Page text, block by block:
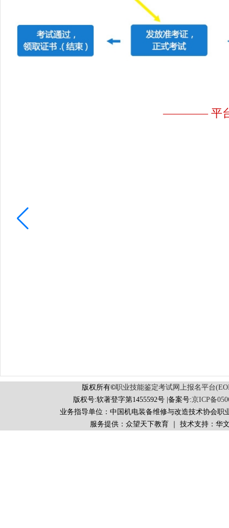
———— 平
版权所有©职业技能鉴定考试网上报名平台
版权号:软著登字第1455592号 |备案号:京ICP备
业务指导单位：中国机电装备维修与改造技术协会职
服务提供：众望天下教育 ｜ 技术支持：华